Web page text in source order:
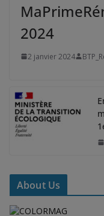
2024
2 janvier 2024
About Us